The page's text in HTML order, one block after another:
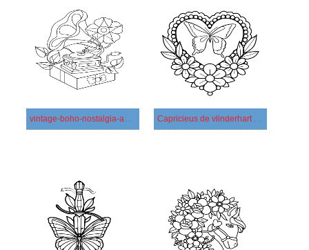
vintage-boho-nostalgia-audio-old-speaker-coloring-page Capricieus de vlinderhart van de boholiefde